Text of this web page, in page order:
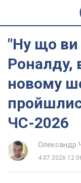
"Ну що ви
Роналду,
новому
ЧС-2026
Олександр
4.07.2026